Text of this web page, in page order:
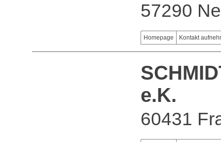
57290
Homepage Kontakt
e.K.
60431